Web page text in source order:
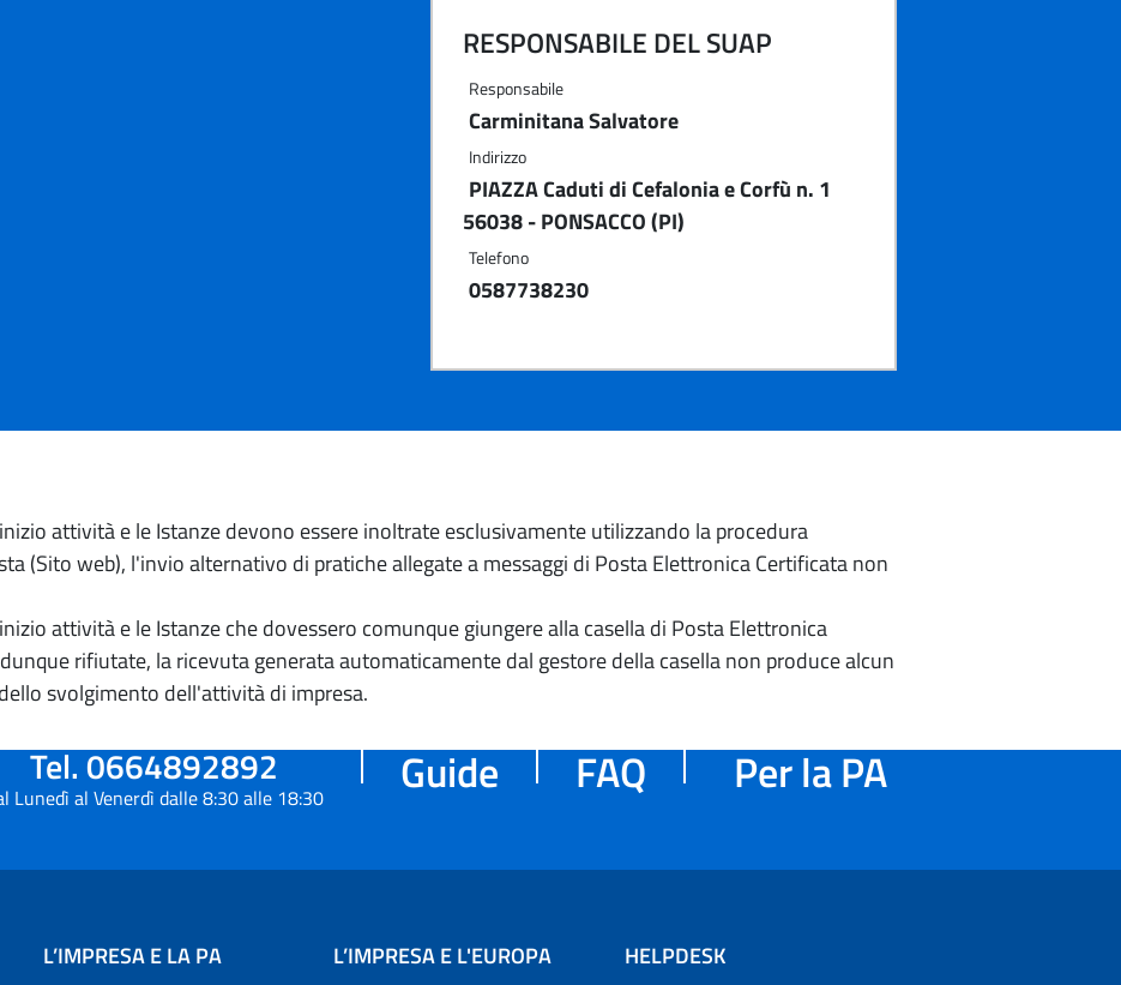
RESPONSABILE DEL SUAP
Responsabile
Carminitana Salvatore
Indirizzo
PIAZZA Caduti di Cefalonia e Corfù n. 1
56038 - PONSACCO (PI)
Telefono
0587738230
attività e le Istanze devono essere inoltrate esclusivamente utilizzando la procedura
(Sito web), l'invio alternativo di pratiche allegate a messaggi di Posta Elettronica Certificata non
attività e le Istanze che dovessero comunque giungere alla casella di Posta Elettronica
rifiutate, la ricevuta generata automaticamente dal gestore della casella non produce alcun
svolgimento dell'attività di impresa.
Tel. 0664892892
Lunedì al Venerdì dalle 8:30 alle 18:30 Guide FAQ Per la PA
L’IMPRESA E LA PA L’IMPRESA E L'EUROPA HELPDESK